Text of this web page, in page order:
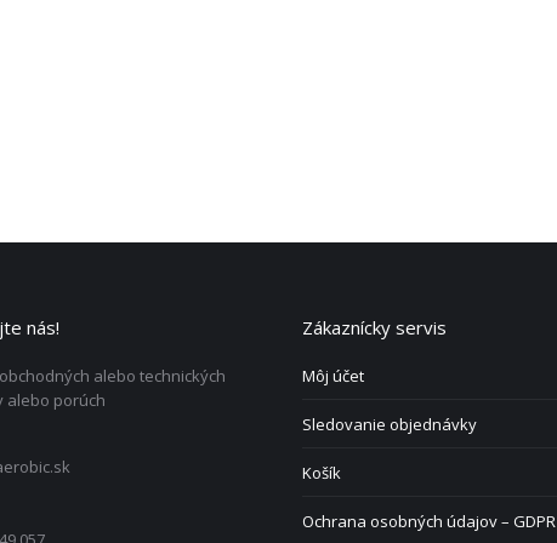
nás!
alebo technických
alebo porúch
Zákaznícky servis
Môj účet
Sledovanie objednávky
Košík
Ochrana osobných údajov – GDPR